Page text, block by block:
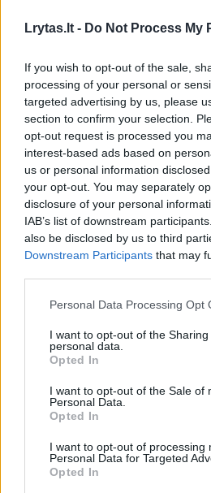
Lrytas.lt - Do Not Process My
If you wish to opt-out of the sale,
processing of your personal or
targeted advertising by us, please
section to confirm your selection.
opt-out request is processed you
interest-based ads based on
us or personal information
your opt-out. You may separately
disclosure of your personal
IAB’s list of downstream
also be disclosed by us to third
Downstream Participants that may
Personal Data Processing Opt
I want to opt-out of the
personal data.
Opted In
I want to opt-out of the Sale of
Personal Data.
Opted In
I want to opt-out of processing
Personal Data for Targeted
Opted In
„Dauguma nutarimų
bendrovių ir
priimti tik keli pirmos
sprendimai, kurie
kaip pagrįstus. Teismo
skundžiami aukštesnei
informacija yra
tabako ir alkoholio
(NTAKD), kuris pagal savo
gali stabdyti ar naikinti
tabako gaminiais“, – sako
Milda Deimantė.
kontrolės departamento
pažymi, kad mažmeninių
licencijų klausimas lieka
savivaldybių